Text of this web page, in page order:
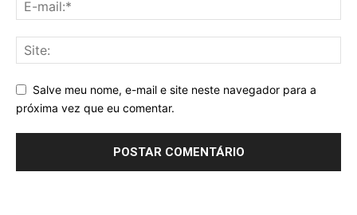
Salve meu nome, e-mail e site neste navegador para a
próxima vez que eu comentar.